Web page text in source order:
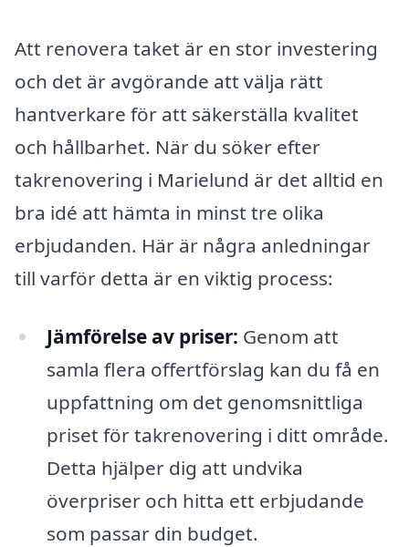
Att renovera taket är en stor investering
och det är avgörande att välja rätt
hantverkare för att säkerställa kvalitet
och hållbarhet. När du söker efter
takrenovering i Marielund är det alltid en
bra idé att hämta in minst tre olika
erbjudanden. Här är några anledningar
till varför detta är en viktig process:
Jämförelse av priser: Genom att
samla flera offertförslag kan du få en
uppfattning om det genomsnittliga
priset för takrenovering i ditt område.
Detta hjälper dig att undvika
överpriser och hitta ett erbjudande
som passar din budget.